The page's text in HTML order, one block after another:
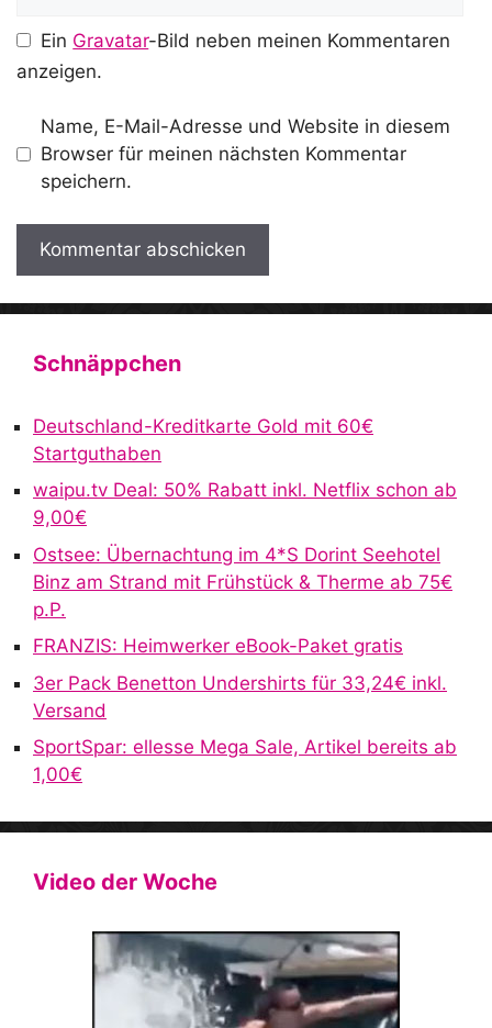
Ein Gravatar-Bild neben meinen Kommentaren
anzeigen.
Name, E-Mail-Adresse und Website in diesem
Browser für meinen nächsten Kommentar
speichern.
A
n
t
Schnäppchen
Deutschland-Kreditkarte Gold mit 60€
Startguthaben
waipu.tv Deal: 50% Rabatt inkl. Netflix schon ab
9,00€
Ostsee: Übernachtung im 4*S Dorint Seehotel
Binz am Strand mit Frühstück & Therme ab 75€
p.P.
FRANZIS: Heimwerker eBook-Paket gratis
3er Pack Benetton Undershirts für 33,24€ inkl.
Versand
SportSpar: ellesse Mega Sale, Artikel bereits ab
1,00€
Video der Woche